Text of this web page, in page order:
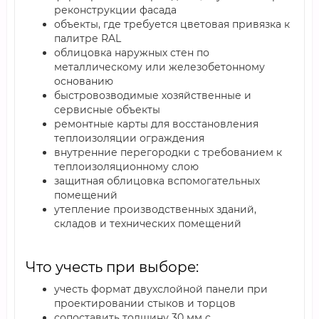
реконструкции фасада
объекты, где требуется цветовая привязка к
палитре RAL
облицовка наружных стен по
металлическому или железобетонному
основанию
быстровозводимые хозяйственные и
сервисные объекты
ремонтные карты для восстановления
теплоизоляции ограждения
внутренние перегородки с требованием к
теплоизоляционному слою
защитная облицовка вспомогательных
помещений
утепление производственных зданий,
складов и технических помещений
Что учесть при выборе:
учесть формат двухслойной панели при
проектировании стыков и торцов